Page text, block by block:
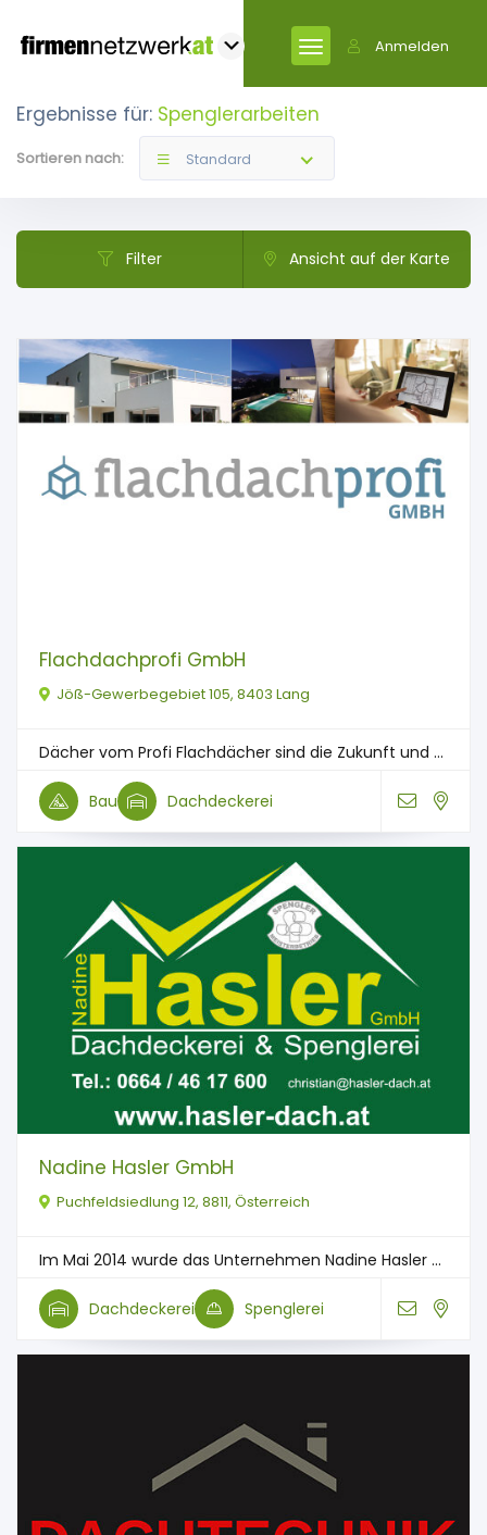
Anmelden
Ergebnisse für: Spenglerarbeiten
Sortieren nach: Standard
Filter Ansicht auf der Karte
Flachdachprofi GmbH
Jöß-Gewerbegebiet 105, 8403 Lang
Dächer vom Profi Flachdächer sind die Zukunft und ...
Bau Dachdeckerei
Nadine Hasler GmbH
Puchfeldsiedlung 12, 8811, Österreich
Im Mai 2014 wurde das Unternehmen Nadine Hasler ...
Dachdeckerei Spenglerei